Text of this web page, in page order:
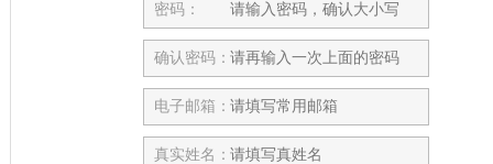
密码：
确认密码：
电子邮箱：
真实姓名：